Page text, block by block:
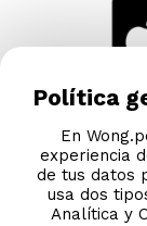
Política
En
experiencia
de tus datos
usa dos
Analítica y